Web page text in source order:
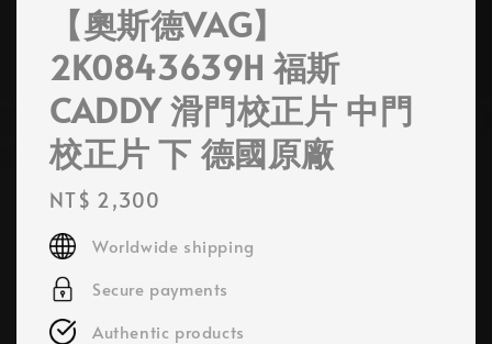
【奧斯德VAG】
2K0843639H 福斯
CADDY 滑門校正片 中門
校正片 下 德國原廠
Regular
price
NT$ 2,300
Worldwide shipping
Secure payments
Authentic products